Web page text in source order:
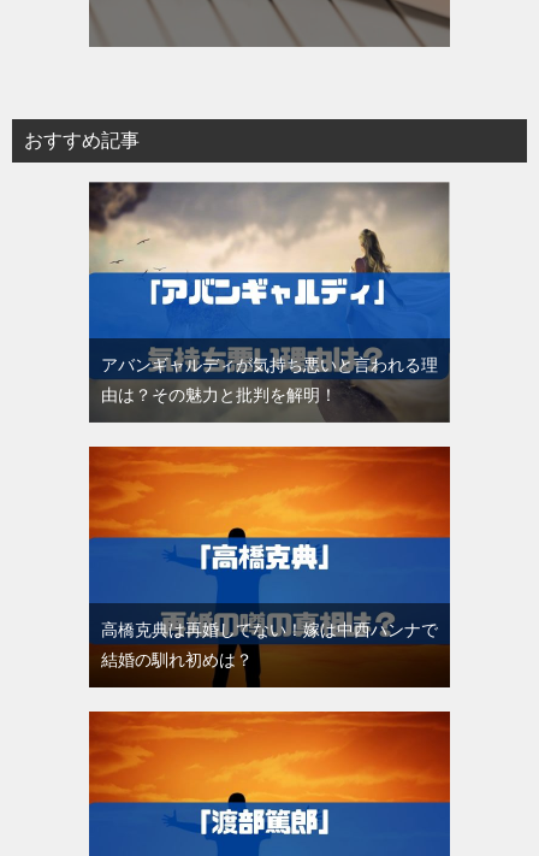
おすすめ記事
アバンギャルディが気持ち悪いと言われる理
由は？その魅力と批判を解明！
高橋克典は再婚してない！嫁は中西ハンナで
結婚の馴れ初めは？